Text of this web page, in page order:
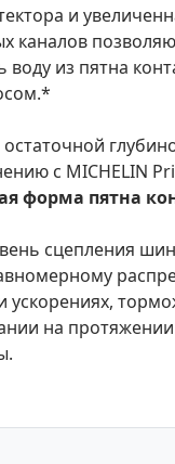
и
каналов
воду из пятна
с MICHELIN
форма пятна
сцепления
ускорениях,
на протяжении